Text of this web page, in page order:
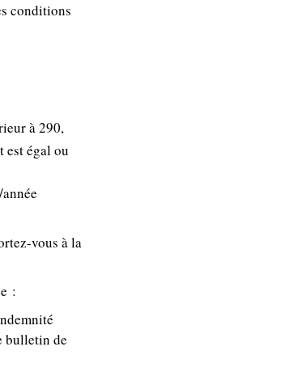
conditions
à 290,
est égal ou
vous à la
:
bulletin de